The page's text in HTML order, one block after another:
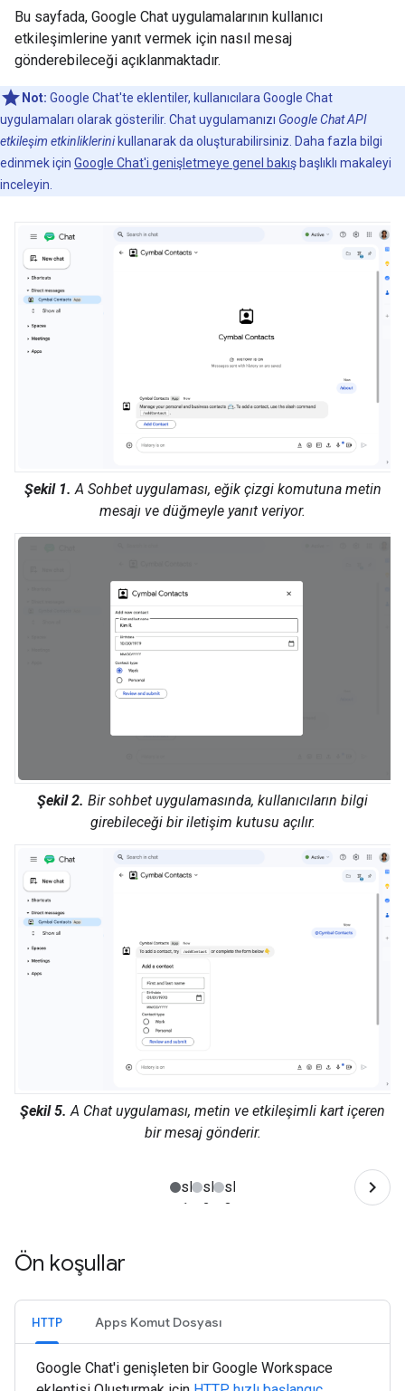
Bu sayfada, Google Chat uygulamalarının kullanıcı
etkileşimlerine yanıt vermek için nasıl mesaj
gönderebileceği açıklanmaktadır.
Not: Google Chat'te eklentiler, kullanıcılara Google Chat
uygulamaları olarak gösterilir. Chat uygulamanızı Google Chat API
etkileşim etkinliklerinikullanarak da oluşturabilirsiniz. Daha fazla bilgi
edinmek için Google Chat'i genişletmeye genel bakış başlıklı makaleyi
inceleyin.
Şekil 1. A Sohbet uygulaması, eğik çizgi komutuna metin
mesajı ve düğmeyle yanıt veriyor.
Şekil 2. Bir sohbet uygulamasında, kullanıcıların bilgi
girebileceği bir iletişim kutusu açılır.
Şekil 5. A Chat uygulaması, metin ve etkileşimli kart içeren
bir mesaj gönderir.
Ön koşullar
HTTP Apps Komut Dosyası
Google Chat'i genişleten bir Google Workspace